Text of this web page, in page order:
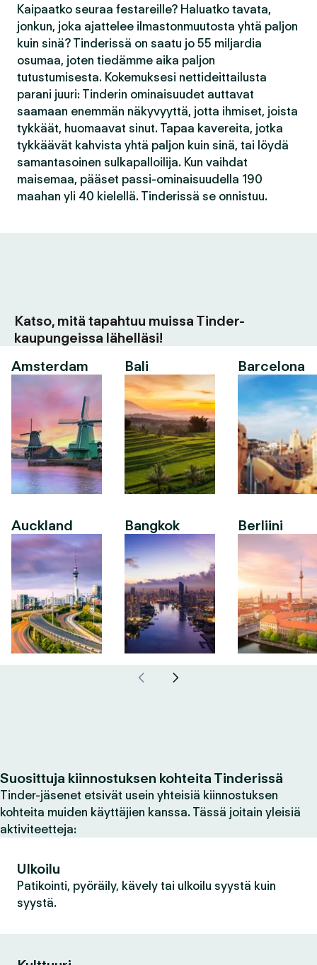
Kaipaatko seuraa festareille? Haluatko tavata,
jonkun, joka ajattelee ilmastonmuutosta yhtä paljon
kuin sinä? Tinderissä on saatu jo 55 miljardia
osumaa, joten tiedämme aika paljon
tutustumisesta. Kokemuksesi nettideittailusta
parani juuri: Tinderin ominaisuudet auttavat
saamaan enemmän näkyvyyttä, jotta ihmiset, joista
tykkäät, huomaavat sinut. Tapaa kavereita, jotka
tykkäävät kahvista yhtä paljon kuin sinä, tai löydä
samantasoinen sulkapalloilija. Kun vaihdat
maisemaa, pääset passi-ominaisuudella 190
maahan yli 40 kielellä. Tinderissä se onnistuu.
Katso, mitä tapahtuu muissa Tinder-
kaupungeissa lähelläsi!
Amsterdam
Auckland
Bali
Bangkok
Barcelona
Berliini
Suosittuja kiinnostuksen kohteita Tinderissä
Tinder-jäsenet etsivät usein yhteisiä kiinnostuksen
kohteita muiden käyttäjien kanssa. Tässä joitain yleisiä
aktiviteetteja:
Ulkoilu
Patikointi, pyöräily, kävely tai ulkoilu syystä kuin
syystä.